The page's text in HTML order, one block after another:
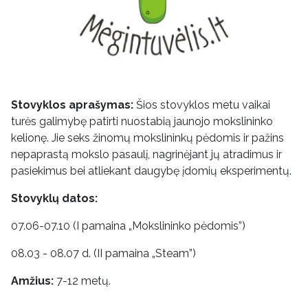
Stovyklos aprašymas: Šios stovyklos metu vaikai
turės galimybę patirti nuostabią jaunojo mokslininko
kelionę. Jie seks žinomų mokslininkų pėdomis ir pažins
nepaprastą mokslo pasaulį, nagrinėjant jų atradimus ir
pasiekimus bei atliekant daugybę įdomių eksperimentų.
Stovyklų datos:
07.06-07.10 (I pamaina „Mokslininko pėdomis”)
08.03 - 08.07 d. (II pamaina „Steam”)
Amžius: 7-12 metų.